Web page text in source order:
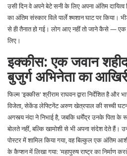
उसी दिन वे अपने बेटे सनी के लिए अपना अंतिम
का अंतिम संस्कारविले पार्ले श्मशान घाटपर किया।
से ही तैनात हो गई। लोग आए नहीं तो जाने कैसे —
लिए।
इक्कीस: एक जवान
बुजुर्ग अभिनेता का
फिल्म 'इक्कीस'श्रीराम राघवनद्वारा निर्देशित है
विजेता,सेकेंड लेफ्टिनेंट अरुण खेत्रपालकी सच्ची
अगस्त्य नंदाने निभाई है, जबकि धर्मेंद्र उनके पिता
बोलते नहीं, बल्कि खामोशी से भी अपना संदेश देते हैं।
पोस्टर में शामिल किया गया, वह बिल्कुल एक अंतिम
के कैप्शन में लिखा गया: 'महापुरुष राष्ट्र का